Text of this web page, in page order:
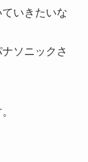
いきたいな
ソニックさ